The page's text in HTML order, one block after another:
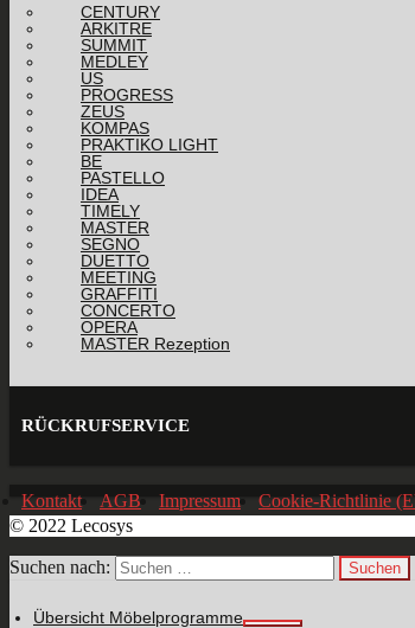
CENTURY
ARKITRE
SUMMIT
MEDLEY
US
PROGRESS
ZEUS
KOMPAS
PRAKTIKO LIGHT
BE
PASTELLO
IDEA
TIMELY
MASTER
SEGNO
DUETTO
MEETING
GRAFFITI
CONCERTO
OPERA
MASTER Rezeption
RÜCKRUFSERVICE
Kontakt AGB Impressum Cookie-Richtlinie
© 2022 Lecosys
Suchen nach:
Übersicht Möbelprogramme